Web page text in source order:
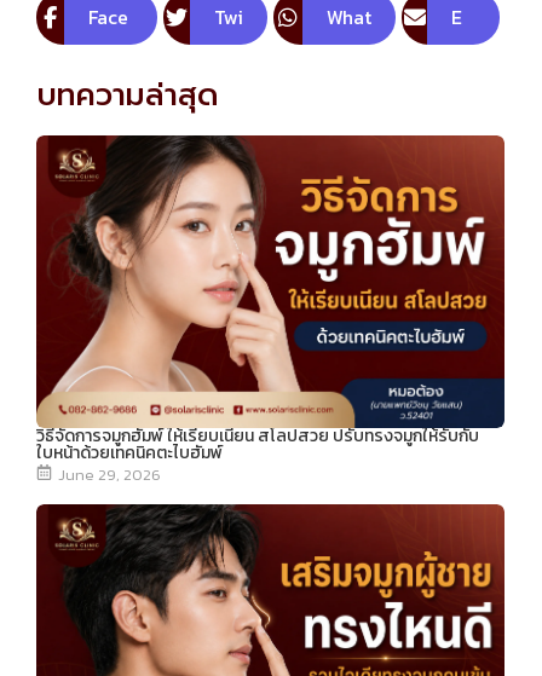
Face
Twi
What
E
บทความล่าสุด
วิธีจัดการจมูกฮัมพ์ ให้เรียบเนียน สโลปสวย ปรับทรงจมูกให้รับกับ
ใบหน้าด้วยเทคนิคตะไบฮัมพ์
June 29, 2026